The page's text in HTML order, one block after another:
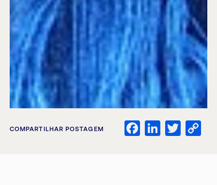
COMPARTILHAR POSTAGEM Facebook
LinkedIn